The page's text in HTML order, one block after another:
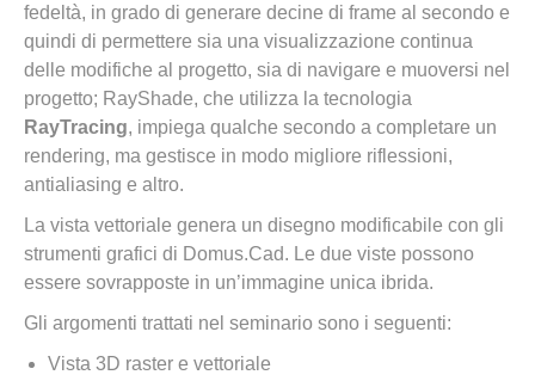
fedeltà, in grado di generare decine di frame al secondo e
quindi di permettere sia una visualizzazione continua
delle modifiche al progetto, sia di navigare e muoversi nel
progetto; RayShade, che utilizza la tecnologia
RayTracing, impiega qualche secondo a completare un
rendering, ma gestisce in modo migliore riflessioni,
antialiasing e altro.
La vista vettoriale genera un disegno modificabile con gli
strumenti grafici di Domus.Cad. Le due viste possono
essere sovrapposte in un’immagine unica ibrida.
Gli argomenti trattati nel seminario sono i seguenti:
Vista 3D raster e vettoriale